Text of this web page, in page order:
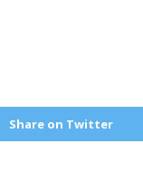
Share on Twitter